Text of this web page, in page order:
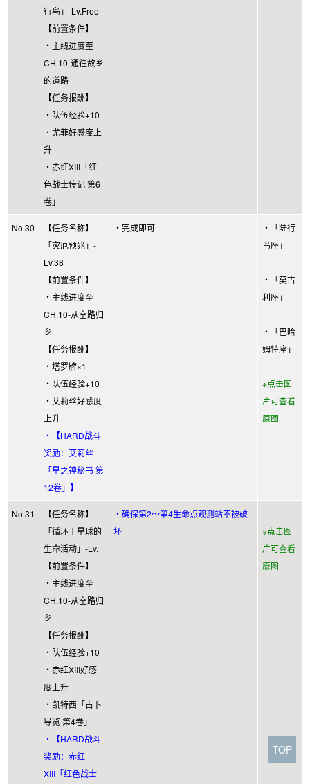
行鸟」-Lv.Free
【前置条件】
・主线进度至
CH.10-通往故乡
的道路
【任务报酬】
・队伍经验+10
・尤菲好感度上
升
・赤红XIII「红
色战士传记 第6
卷」
No.30
【任务名称】
「灾厄预兆」-
Lv.38
【前置条件】
・主线进度至
CH.10-从空路归
乡
【任务报酬】
・塔罗牌×1
・队伍经验+10
・艾莉丝好感度
上升
・【HARD战斗
奖励：艾莉丝
「星之神秘书 第
12卷」】
・完成即可
・「陆行
鸟座」
・「莫古
利座」
・「巴哈
姆特座」
※点击图
片可查看
原图
No.31
【任务名称】
「循环于星球的
生命活动」-Lv.
【前置条件】
・主线进度至
CH.10-从空路归
乡
【任务报酬】
・队伍经验+10
・赤红XIII好感
度上升
・凯特西「占卜
导览 第4卷」
・【HARD战斗
奖励：赤红
XIII「红色战士
・确保第2～第4生命点观测站不被破
坏
※点击图
片可查看
原图
TOP